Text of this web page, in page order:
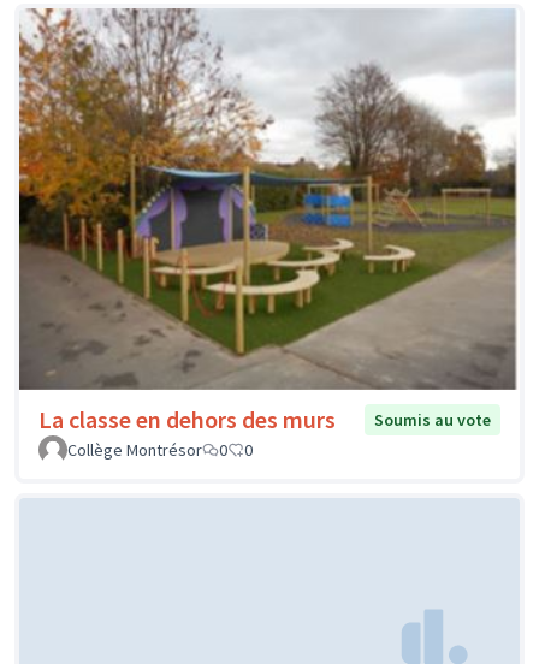
La classe en dehors des murs
Soumis au vote
Collège Montrésor
0 0